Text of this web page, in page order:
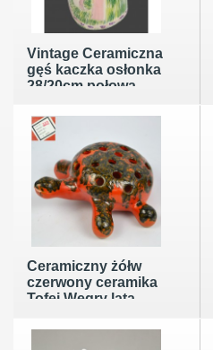
Vintage Ceramiczna
gęś kaczka osłonka
28/20cm połowa
Ceramiczny żółw
czerwony ceramika
Tofej Węgry lata